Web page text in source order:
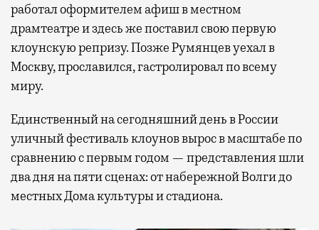
работал оформителем афиш в местном
драмтеатре и здесь же поставил свою первую
клоунскую репризу. Позже Румянцев уехал в
Москву, прославился, гастролировал по всему
миру.
Единственный на сегодняшний день в России
уличный фестиваль клоунов вырос в масштабе по
сравнению с первым годом — представления шли
два дня на пяти сценах: от набережной Волги до
местных Дома культуры и стадиона.